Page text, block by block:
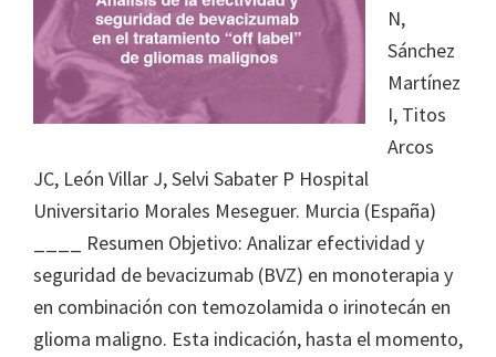
N,
Sánchez
Martínez
I, Titos
Arcos
JC, León Villar J, Selvi Sabater P Hospital
Universitario Morales Meseguer. Murcia (España)
____ Resumen Objetivo: Analizar efectividad y
seguridad de bevacizumab (BVZ) en monoterapia y
en combinación con temozolamida o irinotecán en
glioma maligno. Esta indicación, hasta el momento,